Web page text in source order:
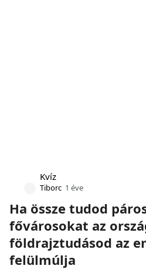
Kvíz
Tiborc 1 éve
Ha össze tudod
fővárosokat az
földrajztudásod az
felülmúlja